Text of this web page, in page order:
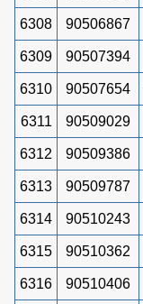
6308 90506867
6309 90507394
6310 90507654
6311 90509029
6312 90509386
6313 90509787
6314 90510243
6315 90510362
6316 90510406